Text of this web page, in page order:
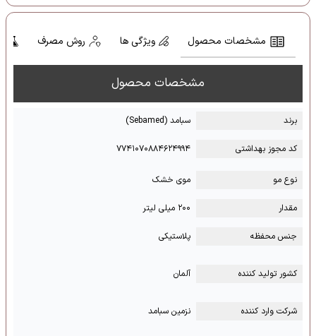
مشخصات محصول ویژگی ها روش مصرف
مشخصات محصول
برند سبامد (Sebamed)
کد مجوز بهداشتی ۷۷۴۱۰۷۰۸۸۴۶۲۴۹۹۴
نوع مو موی خشک
مقدار ۲۰۰ میلی لیتر
جنس محفظه پلاستیکی
کشور تولید کننده آلمان
شرکت وارد کننده نزمین سبامد